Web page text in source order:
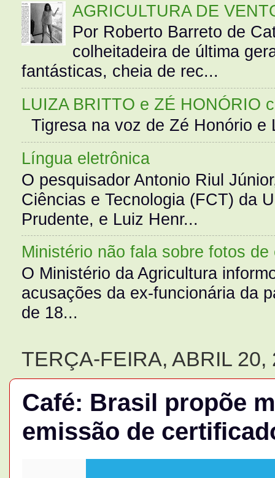
AGRICULTURA DE
Por Roberto Barreto de
colheitadeira de última
fantásticas, cheia de rec...
LUIZA BRITTO e ZÉ HONÓRIO
Tigresa na voz de Zé Honório
Língua eletrônica
O pesquisador Antonio Riul
Ciências e Tecnologia (FCT) da
Prudente, e Luiz Henr...
Ministério não fala sobre fotos de
O Ministério da Agricultura
acusações da ex-funcionária da
de 18...
TERÇA-FEIRA, ABRIL 20,
Café: Brasil propõe
emissão de